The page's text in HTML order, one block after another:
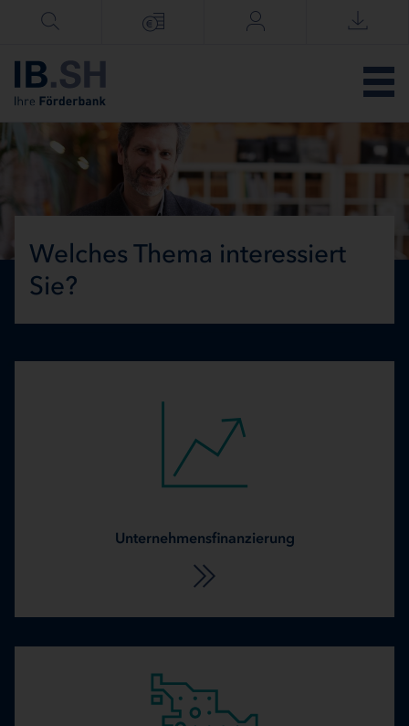
Menü überspringen
Welches Thema interessiert
Sie?
Unternehmensfinanzierung